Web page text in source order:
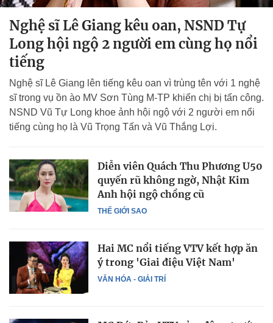
Nghệ sĩ Lê Giang kêu oan, NSND Tự
Long hội ngộ 2 người em cùng họ nổi
tiếng
Nghệ sĩ Lê Giang lên tiếng kêu oan vì trùng tên với 1 nghệ
sĩ trong vụ ồn ào MV Sơn Tùng M-TP khiến chị bị tấn công.
NSND Vũ Tự Long khoe ảnh hội ngộ với 2 người em nổi
tiếng cùng họ là Vũ Trọng Tấn và Vũ Thắng Lợi.
THẾ GIỚI SAO
Diễn viên Quách Thu Phương U50
quyến rũ không ngờ, Nhật Kim
Anh hội ngộ chồng cũ
VĂN HÓA - GIẢI TRÍ
Hai MC nổi tiếng VTV kết hợp ăn
ý trong 'Giai điệu Việt Nam'